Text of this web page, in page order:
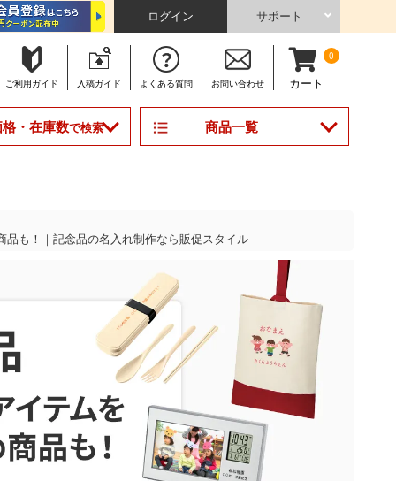
ログイン サポート
ご利用ガイド 入稿ガイド よくある質問 お問い合わせ
0
カート
・在庫数で検索 商品一覧
品も！｜記念品の名入れ制作なら販促スタイル